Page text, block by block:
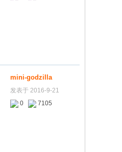
mini-godzilla
发表于 2016-9-21
0
7105